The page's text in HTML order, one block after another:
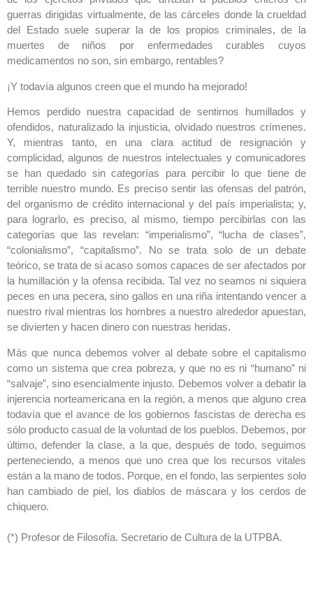
guerras dirigidas virtualmente, de las cárceles donde la crueldad
del Estado suele superar la de los propios criminales, de la
muertes de niños por enfermedades curables cuyos
medicamentos no son, sin embargo, rentables?
¡Y todavía algunos creen que el mundo ha mejorado!
Hemos perdido nuestra capacidad de sentirnos humillados y
ofendidos, naturalizado la injusticia, olvidado nuestros crímenes.
Y, mientras tanto, en una clara actitud de resignación y
complicidad, algunos de nuestros intelectuales y comunicadores
se han quedado sin categorías para percibir lo que tiene de
terrible nuestro mundo. Es preciso sentir las ofensas del patrón,
del organismo de crédito internacional y del país imperialista; y,
para lograrlo, es preciso, al mismo, tiempo percibirlas con las
categorías que las revelan: “imperialismo”, “lucha de clases”,
“colonialismo”, “capitalismo”. No se trata solo de un debate
teórico, se trata de si acaso somos capaces de ser afectados por
la humillación y la ofensa recibida. Tal vez no seamos ni siquiera
peces en una pecera, sino gallos en una riña intentando vencer a
nuestro rival mientras los hombres a nuestro alrededor apuestan,
se divierten y hacen dinero con nuestras heridas.
Más que nunca debemos volver al debate sobre el capitalismo
como un sistema que crea pobreza, y que no es ni “humano” ni
“salvaje”, sino esencialmente injusto. Debemos volver a debatir la
injerencia norteamericana en la región, a menos que alguno crea
todavía que el avance de los gobiernos fascistas de derecha es
sólo producto casual de la voluntad de los pueblos. Debemos, por
último, defender la clase, a la que, después de todo, seguimos
perteneciendo, a menos que uno crea que los recursos vitales
están a la mano de todos. Porque, en el fondo, las serpientes solo
han cambiado de piel, los diablos de máscara y los cerdos de
chiquero.
(*) Profesor de Filosofía. Secretario de Cultura de la UTPBA.